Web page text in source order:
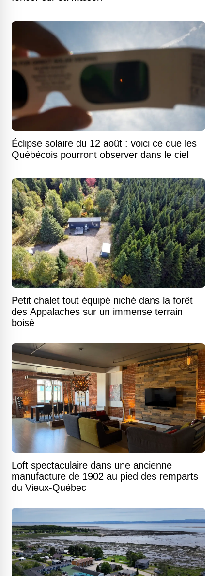
Éclipse solaire du 12 août : voici ce que les
Québécois pourront observer dans le ciel
Petit chalet tout équipé niché dans la forêt
des Appalaches sur un immense terrain
boisé
Loft spectaculaire dans une ancienne
manufacture de 1902 au pied des remparts
du Vieux-Québec